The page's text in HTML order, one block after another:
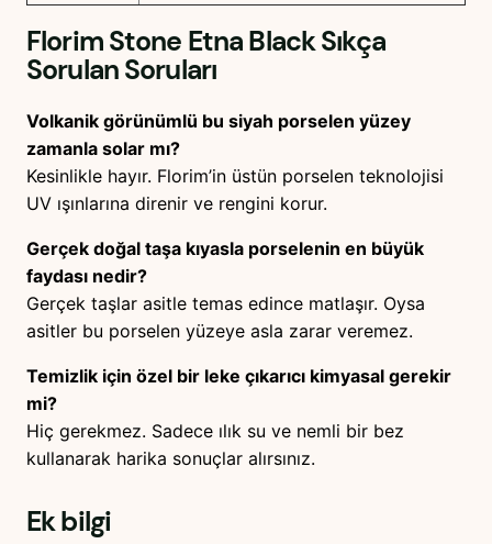
Florim Stone Etna BlackSıkça
Sorulan Soruları
Volkanik görünümlü bu siyah porselen yüzey
zamanla solar mı?
Kesinlikle hayır. Florim’in üstün porselen teknolojisi
UV ışınlarına direnir ve rengini korur.
Gerçek doğal taşa kıyasla porselenin en büyük
faydası nedir?
Gerçek taşlar asitle temas edince matlaşır. Oysa
asitler bu porselen yüzeye asla zarar veremez.
Temizlik için özel bir leke çıkarıcı kimyasal gerekir
mi?
Hiç gerekmez. Sadece ılık su ve nemli bir bez
kullanarak harika sonuçlar alırsınız.
Ek bilgi